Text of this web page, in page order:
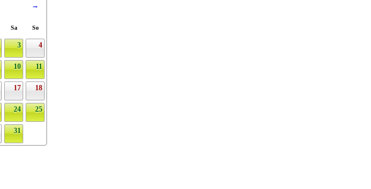
→
Sa So
3 4
10 11
17 18
24 25
31